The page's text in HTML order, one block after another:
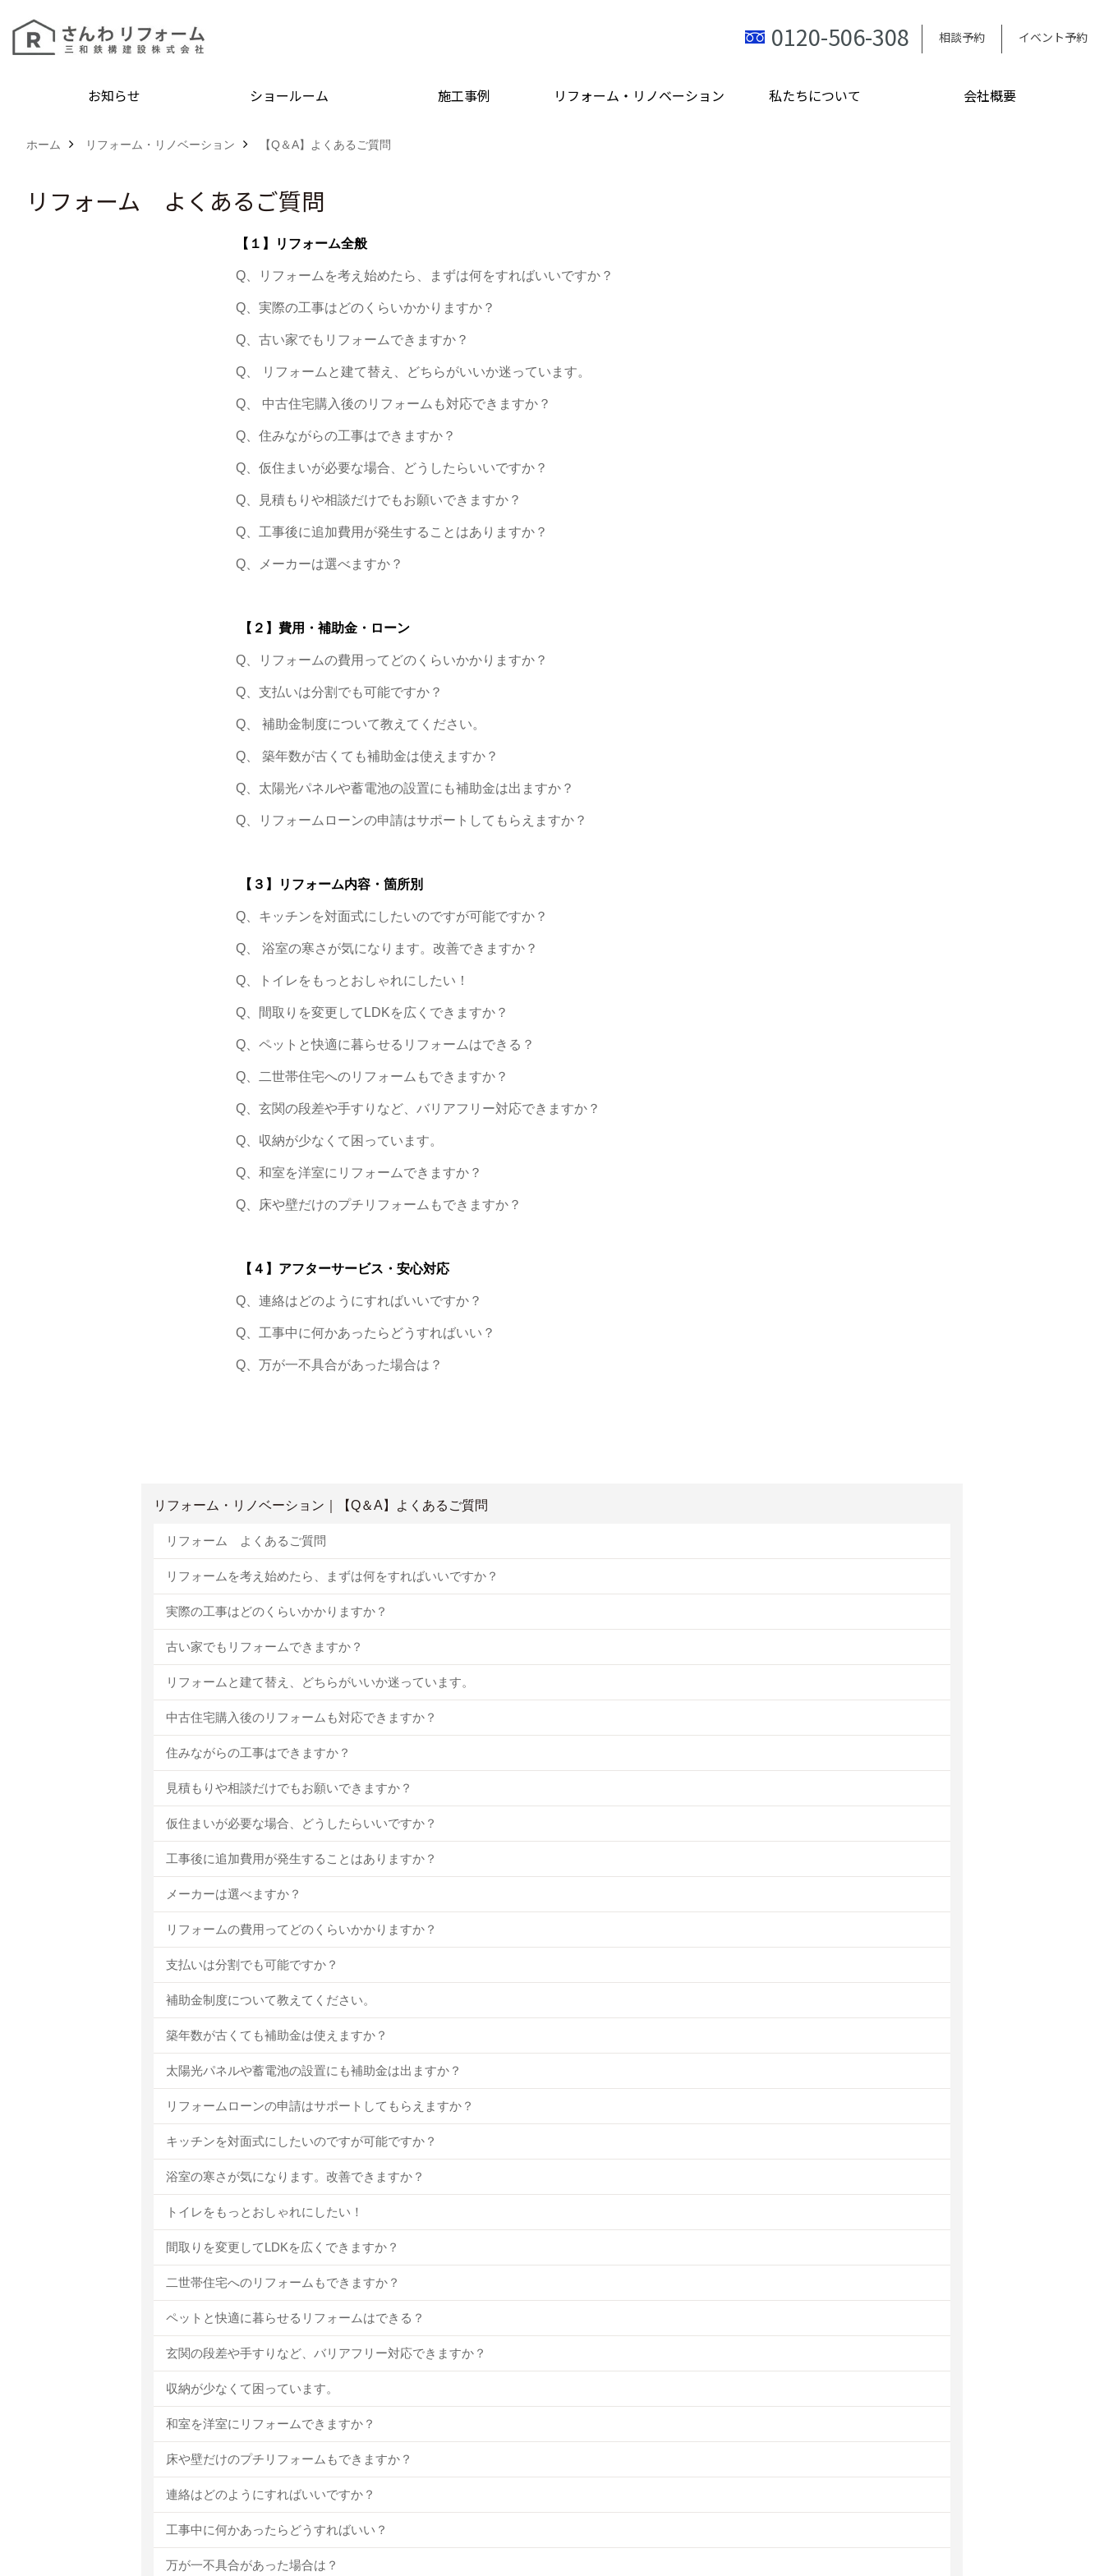
0120-506-308 相談予約 イベント予約
お知らせ ショールーム 施工事例 リフォーム・リノベーション 私たちについて 会社概要
ホーム リフォーム・リノベーション 【Q＆A】よくあるご質問
リフォーム よくあるご質問
【１】リフォーム全般
Q、リフォームを考え始めたら、まずは何をすればいいですか？
Q、実際の工事はどのくらいかかりますか？
Q、古い家でもリフォームできますか？
Q、 リフォームと建て替え、どちらがいいか迷っています。
Q、 中古住宅購入後のリフォームも対応できますか？
Q、住みながらの工事はできますか？
Q、仮住まいが必要な場合、どうしたらいいですか？
Q、見積もりや相談だけでもお願いできますか？
Q、工事後に追加費用が発生することはありますか？
Q、メーカーは選べますか？
【２】費用・補助金・ローン
Q、リフォームの費用ってどのくらいかかりますか？
Q、支払いは分割でも可能ですか？
Q、 補助金制度について教えてください。
Q、 築年数が古くても補助金は使えますか？
Q、太陽光パネルや蓄電池の設置にも補助金は出ますか？
Q、リフォームローンの申請はサポートしてもらえますか？
【３】リフォーム内容・箇所別
Q、キッチンを対面式にしたいのですが可能ですか？
Q、 浴室の寒さが気になります。改善できますか？
Q、トイレをもっとおしゃれにしたい！
Q、間取りを変更してLDKを広くできますか？
Q、ペットと快適に暮らせるリフォームはできる？
Q、二世帯住宅へのリフォームもできますか？
Q、玄関の段差や手すりなど、バリアフリー対応できますか？
Q、収納が少なくて困っています。
Q、和室を洋室にリフォームできますか？
Q、床や壁だけのプチリフォームもできますか？
【４】アフターサービス・安心対応
Q、連絡はどのようにすればいいですか？
Q、工事中に何かあったらどうすればいい？
Q、万が一不具合があった場合は？
リフォーム・リノベーション｜【Q＆A】よくあるご質問
リフォーム よくあるご質問
リフォームを考え始めたら、まずは何をすればいいですか？
実際の工事はどのくらいかかりますか？
古い家でもリフォームできますか？
リフォームと建て替え、どちらがいいか迷っています。
中古住宅購入後のリフォームも対応できますか？
住みながらの工事はできますか？
見積もりや相談だけでもお願いできますか？
仮住まいが必要な場合、どうしたらいいですか？
工事後に追加費用が発生することはありますか？
メーカーは選べますか？
リフォームの費用ってどのくらいかかりますか？
支払いは分割でも可能ですか？
補助金制度について教えてください。
築年数が古くても補助金は使えますか？
太陽光パネルや蓄電池の設置にも補助金は出ますか？
リフォームローンの申請はサポートしてもらえますか？
キッチンを対面式にしたいのですが可能ですか？
浴室の寒さが気になります。改善できますか？
トイレをもっとおしゃれにしたい！
間取りを変更してLDKを広くできますか？
二世帯住宅へのリフォームもできますか？
ペットと快適に暮らせるリフォームはできる？
玄関の段差や手すりなど、バリアフリー対応できますか？
収納が少なくて困っています。
和室を洋室にリフォームできますか？
床や壁だけのプチリフォームもできますか？
連絡はどのようにすればいいですか？
工事中に何かあったらどうすればいい？
万が一不具合があった場合は？